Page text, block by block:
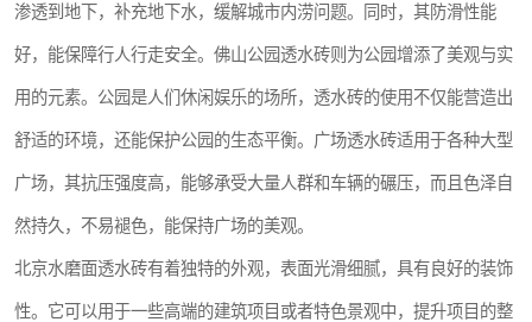
渗透到地下，补充地下水，缓解城市内涝问题。同时，其防滑性能
好，能保障行人行走安全。佛山公园透水砖则为公园增添了美观与实
用的元素。公园是人们休闲娱乐的场所，透水砖的使用不仅能营造出
舒适的环境，还能保护公园的生态平衡。广场透水砖适用于各种大型
广场，其抗压强度高，能够承受大量人群和车辆的碾压，而且色泽自
然持久，不易褪色，能保持广场的美观。
北京水磨面透水砖有着独特的外观，表面光滑细腻，具有良好的装饰
性。它可以用于一些高端的建筑项目或者特色景观中，提升项目的整